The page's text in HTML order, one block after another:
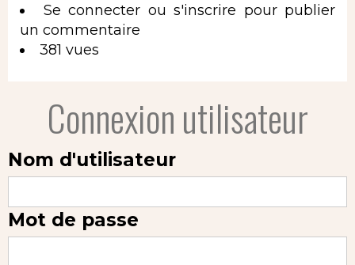
Se connecter ou s'inscrire pour publier
un commentaire
381 vues
Connexion utilisateur
Nom d'utilisateur
Mot de passe